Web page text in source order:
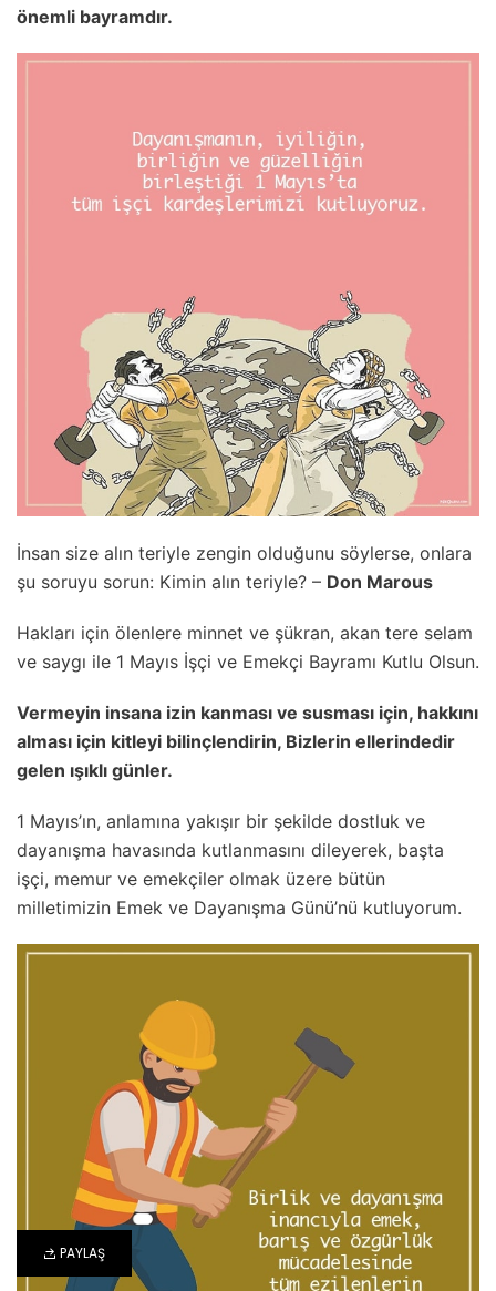
PAYLAŞ
önemli bayramdır.
İnsan size alın teriyle zengin olduğunu söylerse, onlara
şu soruyu sorun: Kimin alın teriyle? – Don Marous
Hakları için ölenlere minnet ve şükran, akan tere selam
ve saygı ile 1 Mayıs İşçi ve Emekçi Bayramı Kutlu Olsun.
Vermeyin insana izin kanması ve susması için, hakkını
alması için kitleyi bilinçlendirin, Bizlerin ellerindedir
gelen ışıklı günler.
1 Mayıs’ın, anlamına yakışır bir şekilde dostluk ve
dayanışma havasında kutlanmasını dileyerek, başta
işçi, memur ve emekçiler olmak üzere bütün
milletimizin Emek ve Dayanışma Günü’nü kutluyorum.